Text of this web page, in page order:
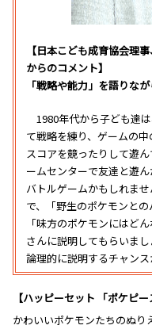
【日本こども成育協会理
からのコメント】
「戦略や能力」を語りな
1980年代から子ども達
て戦略を練り、ゲームの
スコアを競ったりして遊
ームセンターで友達と遊
バトルゲームかもしれま
で、「野生のポケモンと
「味方のポケモンにはど
さんに説明してもらいま
論理的に説明するチャンス
【ハッピーセット 「ポケピー
かわいいポケモンたちのぬり